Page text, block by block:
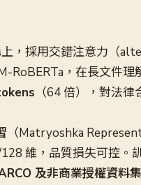
，採用交錯注意力（
，在長文件理
（64 倍），對法
（Matryoshka
維，品質損失可控。
及非商業授權資料集